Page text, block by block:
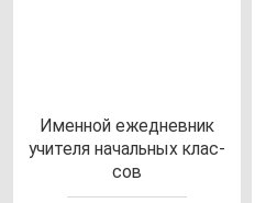
Имен­ной ежед­нев­ник
учи­те­ля на­чаль­ных клас­
сов